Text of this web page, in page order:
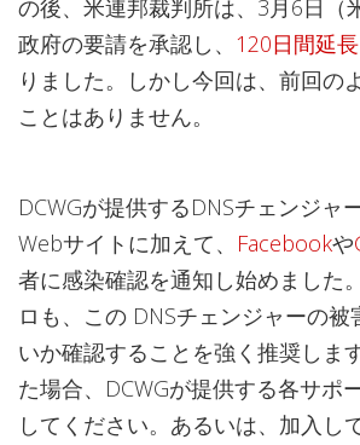
の後、米連邦裁判所は、3月6日（
政府の要請を承認し、 120日間延長
りました。しかし今回は、前回の
ことはありません。
DCWGが提供するDNSチェンジャ
Webサイトに加えて、 Facebookや
者に感染確認を通知し始めました
ロも、この DNSチェンジャーの被
いか確認することを強く推奨しま
た場合、DCWGが提供する各サポ
してください。あるいは、加入し